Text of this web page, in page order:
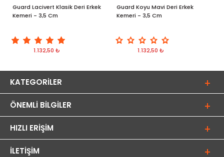
Guard Lacivert Klasik Deri Erkek
Kemeri - 3,5 Cm
1.132,50 ₺
Guard Koyu Mavi Deri Erkek
Kemeri - 3,5 Cm
1.132,50 ₺
KATEGORILER
ÖNEMLI BILGILER
HIZLI ERIŞIM
İLETIŞIM